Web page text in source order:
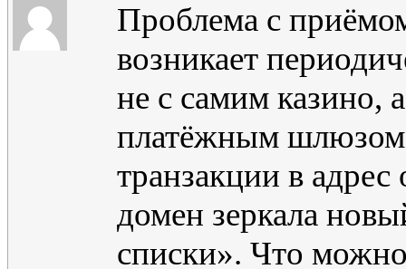
Проблема с
возникает
не с самим казино,
платёжным
транзакции в
домен зеркала
списки». Что